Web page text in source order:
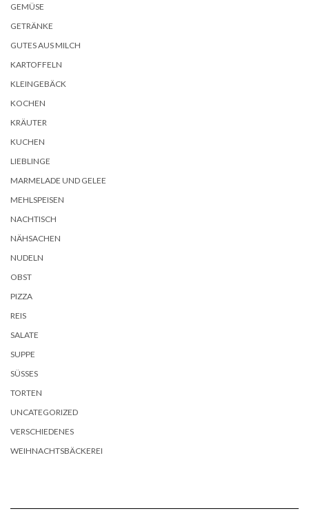
GEMÜSE
GETRÄNKE
GUTES AUS MILCH
KARTOFFELN
KLEINGEBÄCK
KOCHEN
KRÄUTER
KUCHEN
LIEBLINGE
MARMELADE UND GELEE
MEHLSPEISEN
NACHTISCH
NÄHSACHEN
NUDELN
OBST
PIZZA
REIS
SALATE
SUPPE
SÜSSES
TORTEN
UNCATEGORIZED
VERSCHIEDENES
WEIHNACHTSBÄCKEREI